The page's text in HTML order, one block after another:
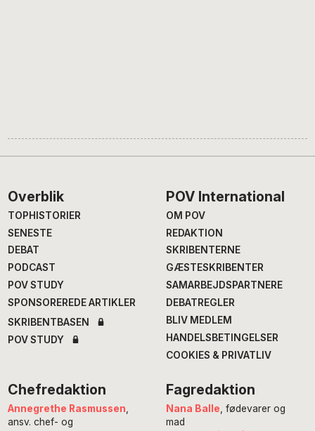
Footer
Overblik
TOPHISTORIER
SENESTE
DEBAT
PODCAST
POV STUDY
SPONSOREREDE ARTIKLER
SKRIBENTBASEN
POV STUDY
POV International
OM POV
REDAKTION
SKRIBENTERNE
GÆSTESKRIBENTER
SAMARBEJDSPARTNERE
DEBATREGLER
BLIV MEDLEM
HANDELSBETINGELSER
COOKIES & PRIVATLIV
Chefredaktion
Annegrethe Rasmussen
ansv. chef- og
Fagredaktion
Nana Balle , fødevarer og
mad